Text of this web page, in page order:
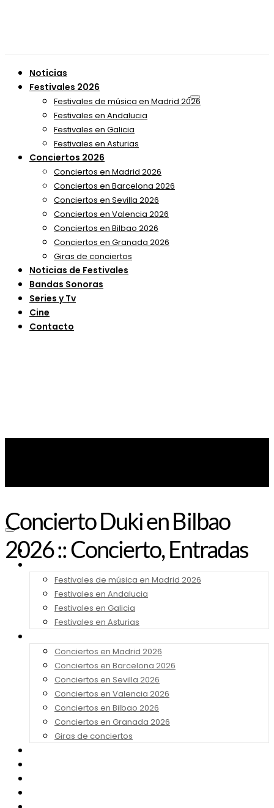
Noticias
Festivales 2026
Festivales de música en Madrid 2026
Festivales en Andalucia
Festivales en Galicia
Festivales en Asturias
Conciertos 2026
Conciertos en Madrid 2026
Conciertos en Barcelona 2026
Conciertos en Sevilla 2026
Conciertos en Valencia 2026
Conciertos en Bilbao 2026
Conciertos en Granada 2026
Giras de conciertos
Noticias de Festivales
Bandas Sonoras
Series y Tv
Cine
Contacto
Noticias
Festivales de música en Madrid 2026
Festivales en Andalucia
Festivales en Galicia
Festivales en Asturias
Conciertos en Madrid 2026
Conciertos en Barcelona 2026
Conciertos en Sevilla 2026
Conciertos en Valencia 2026
Conciertos en Bilbao 2026
Conciertos en Granada 2026
Giras de conciertos
Concierto Duki en Bilbao
2026 :: Concierto, Entradas